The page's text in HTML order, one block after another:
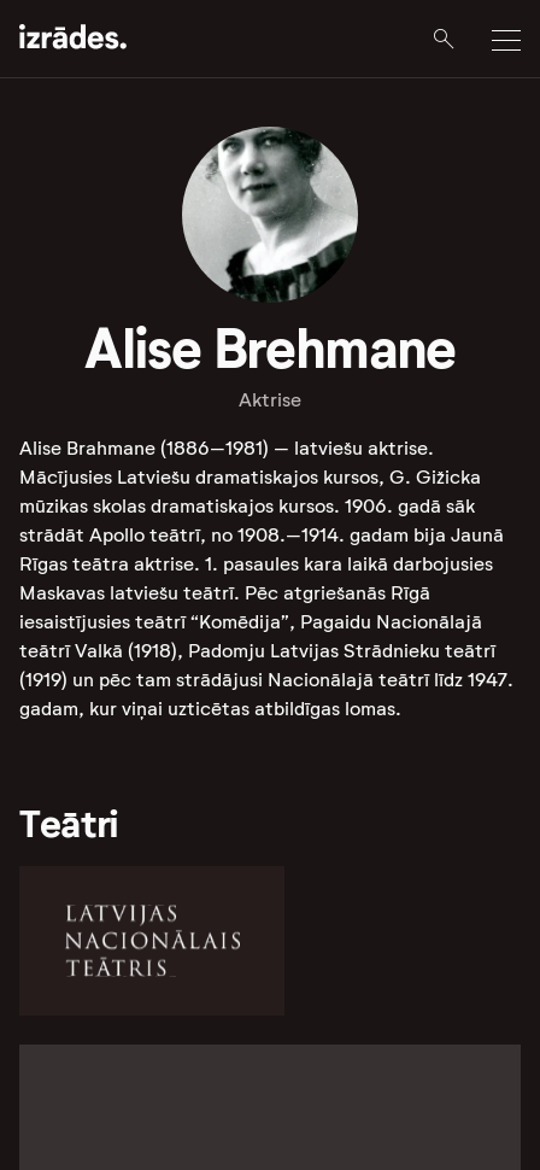
Alise Brehmane
Aktrise
Alise Brahmane (1886–1981) – latviešu aktrise.
Mācījusies Latviešu dramatiskajos kursos, G. Gižicka
mūzikas skolas dramatiskajos kursos. 1906. gadā sāk
strādāt Apollo teātrī, no 1908.–1914. gadam bija Jaunā
Rīgas teātra aktrise. 1. pasaules kara laikā darbojusies
Maskavas latviešu teātrī. Pēc atgriešanās Rīgā
iesaistījusies teātrī “Komēdija”, Pagaidu Nacionālajā
teātrī Valkā (1918), Padomju Latvijas Strādnieku teātrī
(1919) un pēc tam strādājusi Nacionālajā teātrī līdz 1947.
gadam, kur viņai uzticētas atbildīgas lomas.
Teātri